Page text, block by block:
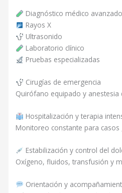
Diagnóstico médico avanzado
Rayos X
Ultrasonido
Laboratorio clínico
Pruebas especializadas
Cirugías de emergencia
Quirófano equipado y anestesia
Hospitalización y terapia
Monitoreo constante para casos
Estabilización y control del
Oxígeno, fluidos, transfusión y
Orientación y